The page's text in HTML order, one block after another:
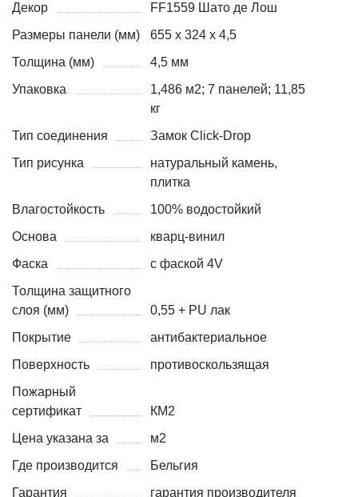
Декор
FF1559 Шато де Лош
Размеры панели (мм)
655 x 324 х 4,5
Толщина (мм)
4,5 мм
Упаковка
1,486 м2; 7 панелей; 11,85
кг
Тип соединения
Замок Click-Drop
Тип рисунка
натуральный камень,
плитка
Влагостойкость
100% водостойкий
Основа
кварц-винил
Фаска
с фаской 4V
Толщина защитного
слоя (мм)
0,55 + PU лак
Покрытие
антибактериальное
Поверхность
противоскользящая
Пожарный
сертификат
КМ2
Цена указана за
м2
Где производится
Бельгия
Гарантия
гарантия производителя